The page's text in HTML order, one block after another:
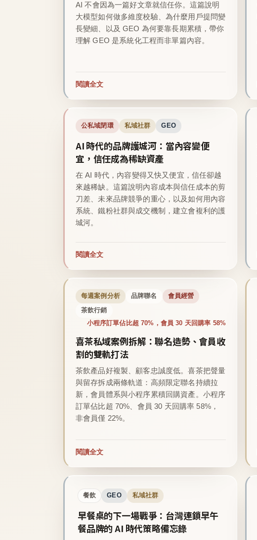
AI 不會因為一篇好文章就信任你。這篇說明
大模型如何做多維度校驗、為什麼用戶提問變
長變細、以及 GEO 為何要靠長期累積，帶你
理解 GEO 是系統化工程而非單篇內容。
閱讀全文
公私域閉環 私域社群 GEO
AI 時代的品牌護城河：當內容變便
宜，信任成為稀缺資產
在 AI 時代，內容變得又快又便宜，信任卻越
來越稀缺。這篇說明內容成本與信任成本的剪
刀差、未來品牌競爭的重心，以及如何用內容
系統、鐵粉社群與成交機制，建立會複利的護
城河。
閱讀全文
每週案例分析 品牌聯名 會員經營
茶飲行銷
小程序訂單佔比超 70%，會員 30 天回購率 58%
喜茶私域案例拆解：聯名造勢、會員收
割的雙軌打法
茶飲產品好複製、顧客忠誠度低。喜茶把聲量
與留存拆成兩條軌道：高頻限定聯名持續拉
新，會員體系與小程序累積回購資產。小程序
訂單佔比超 70%、會員 30 天回購率 58%，
非會員僅 22%。
閱讀全文
餐飲 GEO 私域社群
早餐桌的下一場戰爭：台灣連鎖早午
餐品牌的 AI 時代策略備忘錄